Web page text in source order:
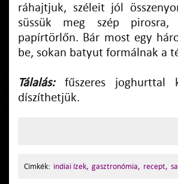
ráhajtjuk, széleit jól
süssük meg szép pirosra,
papírtörlőn. Bár most egy
be, sokan batyut formálnak a
Tálalás:fűszeres joghurttal
díszíthetjük.
Cimkék: indiai ízek, gasztronómia, recept,